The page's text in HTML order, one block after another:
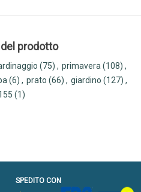
prodotto
(75) , primavera (108) ,
(6) , prato (66) , giardino (127) ,
(1)
SPEDITO CON